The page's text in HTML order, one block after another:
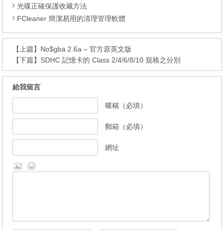
光碟正確保護收藏方法
FCleaner 簡潔易用的清理管理軟體
【上篇】 No$gba 2.6a – 官方原英文版
【下篇】 SDHC 記憶卡的 Class 2/4/6/8/10 規格之分別
給我留言
暱稱（必填）
郵箱（必填）
網址